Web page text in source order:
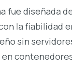
fue diseñada
la fiabilidad
sin